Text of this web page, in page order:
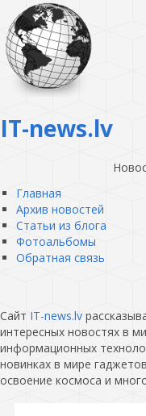
IT-news.lv
Главная
Архив новостей
Статьи из блога
Фотоальбомы
Обратная связь
Сайт IT-news.lv
интересных новостях в
информационных
новинках в мире
освоение космоса и